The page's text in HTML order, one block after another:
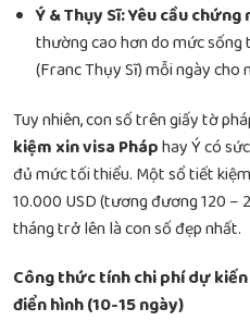
Ý & Thụy Sĩ:Yêu cầu chứng
thường cao hơn do mức sống
(Franc Thụy Sĩ) mỗi ngày cho
Tuy nhiên, con số trên giấy tờ
kiệm xin visa Pháphay Ý có
đủ mức tối thiểu. Một sổ tiết
10.000 USD (tương đương 120 –
tháng trở lên là con số đẹp nhất.
Công thức tính chi phí dự
điển hình (10-15 ngày)